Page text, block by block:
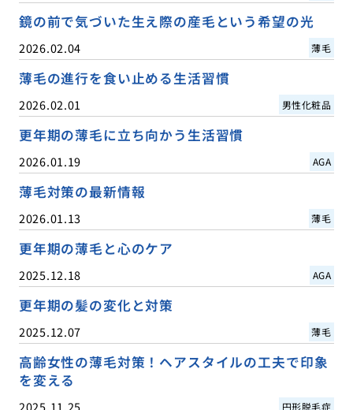
鏡の前で気づいた生え際の産毛という希望の光
2026.02.04 薄毛
薄毛の進行を食い止める生活習慣
2026.02.01 男性化粧品
更年期の薄毛に立ち向かう生活習慣
2026.01.19 AGA
薄毛対策の最新情報
2026.01.13 薄毛
更年期の薄毛と心のケア
2025.12.18 AGA
更年期の髪の変化と対策
2025.12.07 薄毛
高齢女性の薄毛対策！ヘアスタイルの工夫で印象
を変える
円形脱毛症